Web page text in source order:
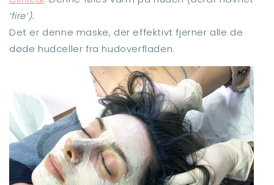
‘fire’).
Det er denne maske, der effektivt fjerner alle de
døde hudceller fra hudoverfladen.